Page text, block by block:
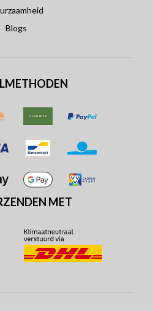
Blogs
MET